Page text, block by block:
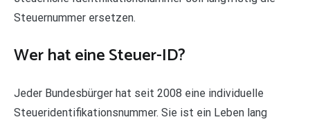
Steuernummer ersetzen.
Wer hat eine Steuer-ID?
Jeder Bundesbürger hat seit 2008 eine individuelle
Steueridentifikationsnummer. Sie ist ein Leben lang